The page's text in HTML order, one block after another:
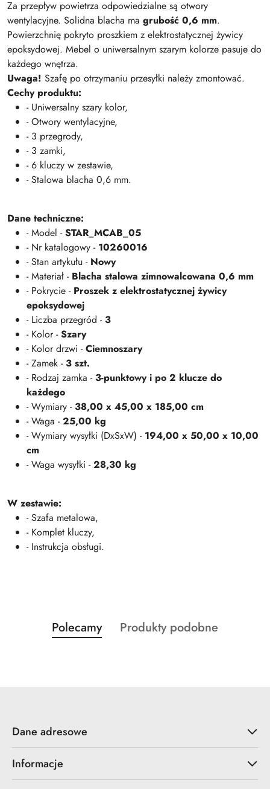
Za przepływ powietrza odpowiedzialne są otwory
wentylacyjne. Solidna blacha ma grubość 0,6 mm.
Powierzchnię pokryto proszkiem z elektrostatycznej żywicy
epoksydowej. Mebel o uniwersalnym szarym kolorze pasuje do
każdego wnętrza.
Uwaga! Szafę po otrzymaniu przesyłki należy zmontować.
Cechy produktu:
- Uniwersalny szary kolor,
- Otwory wentylacyjne,
- 3 przegrody,
- 3 zamki,
- 6 kluczy w zestawie,
- Stalowa blacha 0,6 mm.
Dane techniczne:
- Model -STAR_MCAB_05
- Nr katalogowy - 10260016
- Stan artykułu - Nowy
- Materiał - Blacha stalowa zimnowalcowana 0,6 mm
- Pokrycie - Proszek z elektrostatycznej żywicy
epoksydowej
- Liczba przegród -3
- Kolor -Szary
- Kolor drzwi -Ciemnoszary
- Zamek -3 szt.
- Rodzaj zamka -3-punktowy i po 2 klucze do
każdego
- Wymiary -38,00 x 45,00 x 185,00 cm
- Waga -25,00 kg
- Wymiary wysyłki (DxSxW) - 194,00 x 50,00 x 10,00
cm
- Waga wysyłki -28,30 kg
W zestawie:
- Szafa metalowa,
- Komplet kluczy,
- Instrukcja obsługi.
Pomiń karuzelę produktów
Produkty
o
Polecamy
Produkty
Produkty podobne
Dane adresowe
Informacje